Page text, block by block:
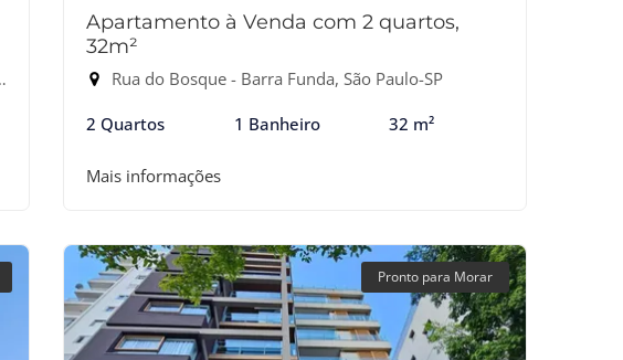
Apartamento à Venda com 2 quartos,
32m²
Rua do Bosque - Barra Funda, São Paulo-SP
2 Quartos 1 Banheiro 32 m²
Mais informações
Pronto para Morar